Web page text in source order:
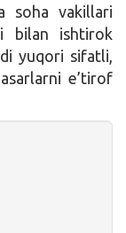
soha vakillari
bilan ishtirok
yuqori sifatli,
e’tirof